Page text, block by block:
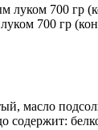
700 гр
масло
содержит: